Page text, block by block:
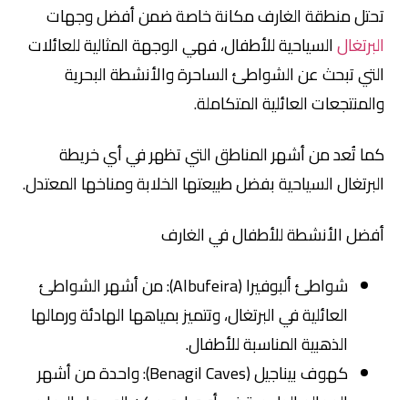
تحتل منطقة الغارف مكانة خاصة ضمن أفضل وجهات
البرتغالالسياحية للأطفال، فهي الوجهة المثالية للعائلات
التي تبحث عن الشواطئ الساحرة والأنشطة البحرية
والمنتجعات العائلية المتكاملة.
كما تُعد من أشهر المناطق التي تظهر في أي خريطة
البرتغال السياحية بفضل طبيعتها الخلابة ومناخها المعتدل.
أفضل الأنشطة للأطفال في الغارف
شواطئ ألبوفيرا (Albufeira): من أشهر الشواطئ
العائلية في البرتغال، وتتميز بمياهها الهادئة ورمالها
الذهبية المناسبة للأطفال.
كهوف بيناجيل (Benagil Caves): واحدة من أشهر